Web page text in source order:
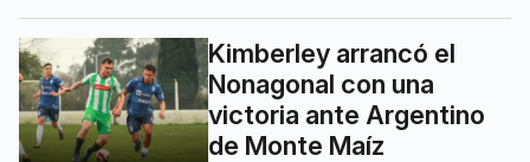
Kimberley arrancó el
Nonagonal con una
victoria ante Argentino
de Monte Maíz